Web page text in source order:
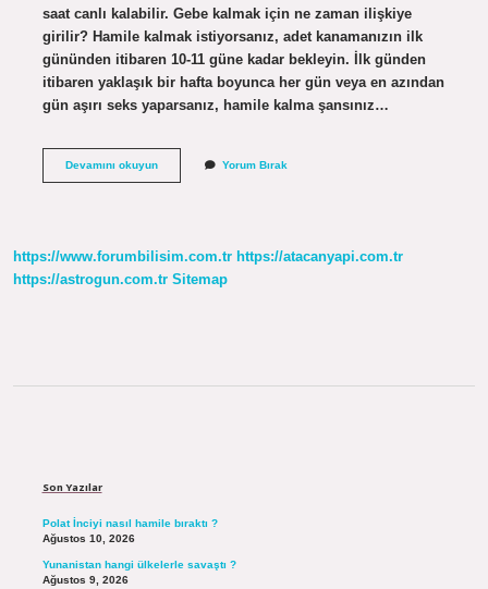
saat canlı kalabilir. Gebe kalmak için ne zaman ilişkiye
girilir? Hamile kalmak istiyorsanız, adet kanamanızın ilk
gününden itibaren 10-11 güne kadar bekleyin. İlk günden
itibaren yaklaşık bir hafta boyunca her gün veya en azından
gün aşırı seks yaparsanız, hamile kalma şansınız…
Devamını okuyunYumurtlama
Girilmeli
Yorum Bırak
https://www.forumbilisim.com.tr https://atacanyapi.com.tr
https://astrogun.com.tr Sitemap
Son Yazılar
Polat İnciyi nasıl hamile bıraktı ?
Ağustos 10, 2026
Yunanistan hangi ülkelerle savaştı ?
Ağustos 9, 2026